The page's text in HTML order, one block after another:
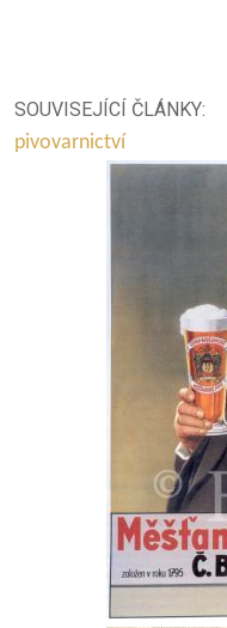
SOUVISEJÍCÍ ČLÁNKY:
pivovarnictví